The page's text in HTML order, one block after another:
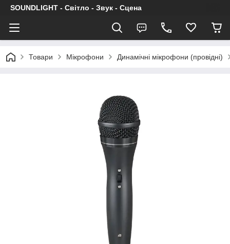
SOUNDLIGHT - Світло - Звук - Сцена
Товари Мікрофони Динамічні мікрофони (провідні)